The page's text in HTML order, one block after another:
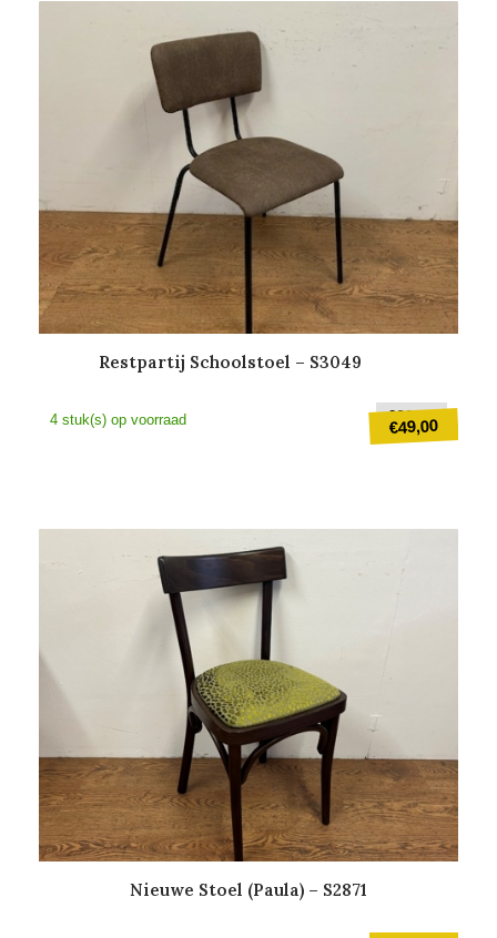
is:
€3,50.
Restpartij Schoolstoel – S3049
€89,00
prijs
€49,00
is:
4 stuk(s) op voorraad
Nieuwe Stoel (Paula) – S2871